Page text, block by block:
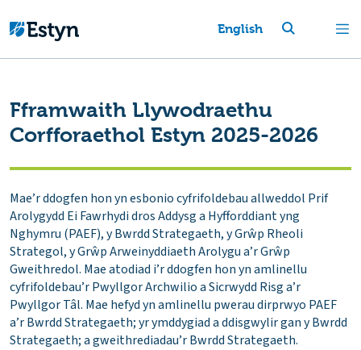
English
Fframwaith Llywodraethu
Corfforaethol Estyn 2025-2026
Mae’r ddogfen hon yn esbonio cyfrifoldebau allweddol Prif
Arolygydd Ei Fawrhydi dros Addysg a Hyfforddiant yng
Nghymru (PAEF), y Bwrdd Strategaeth, y Grŵp Rheoli
Strategol, y Grŵp Arweinyddiaeth Arolygu a’r Grŵp
Gweithredol. Mae atodiad i’r ddogfen hon yn amlinellu
cyfrifoldebau’r Pwyllgor Archwilio a Sicrwydd Risg a’r
Pwyllgor Tâl. Mae hefyd yn amlinellu pwerau dirprwyo PAEF
a’r Bwrdd Strategaeth; yr ymddygiad a ddisgwylir gan y Bwrdd
Strategaeth; a gweithrediadau’r Bwrdd Strategaeth.